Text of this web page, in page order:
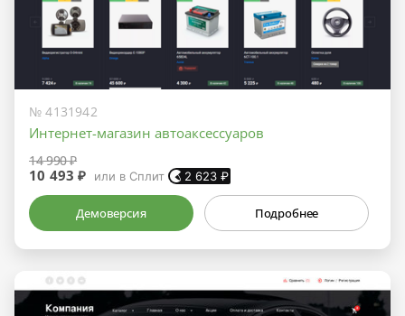
№ 4131942
Интернет-магазин автоаксессуаров
14 990 ₽
10 493 ₽ или в Сплит 2 623₽
Демоверсия Подробнее